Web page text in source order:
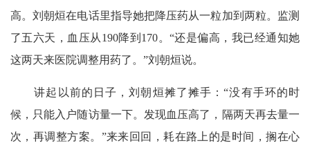
高。刘朝烜在电话里指导她把降压药从一粒加到两粒。监测
了五六天，血压从190降到170。“还是偏高，我已经通知她
这两天来医院调整用药了。”刘朝烜说。
讲起以前的日子，刘朝烜摊了摊手：“没有手环的时
候，只能入户随访量一下。发现血压高了，隔两天再去量一
次，再调整方案。”来来回回，耗在路上的是时间，搁在心